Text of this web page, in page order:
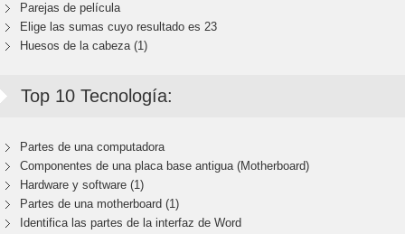
Parejas de película
Elige las sumas cuyo resultado es 23
Huesos de la cabeza (1)
Top 10 Tecnología:
Partes de una computadora
Componentes de una placa base antigua (Motherboard)
Hardware y software (1)
Partes de una motherboard (1)
Identifica las partes de la interfaz de Word